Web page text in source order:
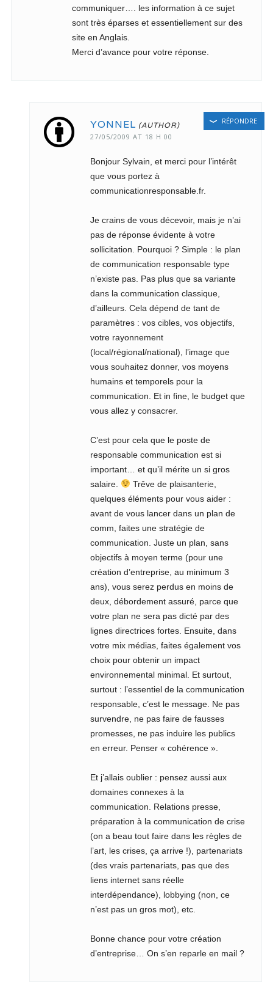
communiquer…. les information à ce sujet
sont très éparses et essentiellement sur des
site en Anglais.
Merci d’avance pour votre réponse.
YONNEL
27/05/2009 AT 18 H 00
Bonjour Sylvain, et merci pour l’intérêt
que vous portez à
communicationresponsable.fr.
Je crains de vous décevoir, mais je n’ai
pas de réponse évidente à votre
sollicitation. Pourquoi ? Simple : le plan
de communication responsable type
n’existe pas. Pas plus que sa variante
dans la communication classique,
d’ailleurs. Cela dépend de tant de
paramètres : vos cibles, vos objectifs,
votre rayonnement
(local/régional/national), l’image que
vous souhaitez donner, vos moyens
humains et temporels pour la
communication. Et in fine, le budget que
vous allez y consacrer.
C’est pour cela que le poste de
responsable communication est si
important… et qu’il mérite un si gros
salaire.
Trêve de plaisanterie,
quelques éléments pour vous aider :
avant de vous lancer dans un plan de
comm, faites une stratégie de
communication. Juste un plan, sans
objectifs à moyen terme (pour une
création d’entreprise, au minimum 3
ans), vous serez perdus en moins de
deux, débordement assuré, parce que
votre plan ne sera pas dicté par des
lignes directrices fortes. Ensuite, dans
votre mix médias, faites également vos
choix pour obtenir un impact
environnemental minimal. Et surtout,
surtout : l’essentiel de la communication
responsable, c’est le message. Ne pas
survendre, ne pas faire de fausses
promesses, ne pas induire les publics
en erreur. Penser « cohérence ».
Et j’allais oublier : pensez aussi aux
domaines connexes à la
communication. Relations presse,
préparation à la communication de crise
(on a beau tout faire dans les règles de
l’art, les crises, ça arrive !), partenariats
(des vrais partenariats, pas que des
liens internet sans réelle
interdépendance), lobbying (non, ce
n’est pas un gros mot), etc.
Bonne chance pour votre création
d’entreprise… On s’en reparle en mail ?
RÉPONDRE